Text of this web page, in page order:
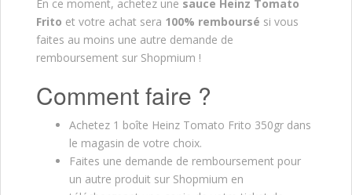
En ce moment, achetez une sauce Heinz Tomato
Frito et votre achat sera 100% remboursé si vous
faites au moins une autre demande de
remboursement sur Shopmium !
Comment faire ?
Achetez 1 boîte Heinz Tomato Frito 350gr dans
le magasin de votre choix.
Faites une demande de remboursement pour
un autre produit sur Shopmium en